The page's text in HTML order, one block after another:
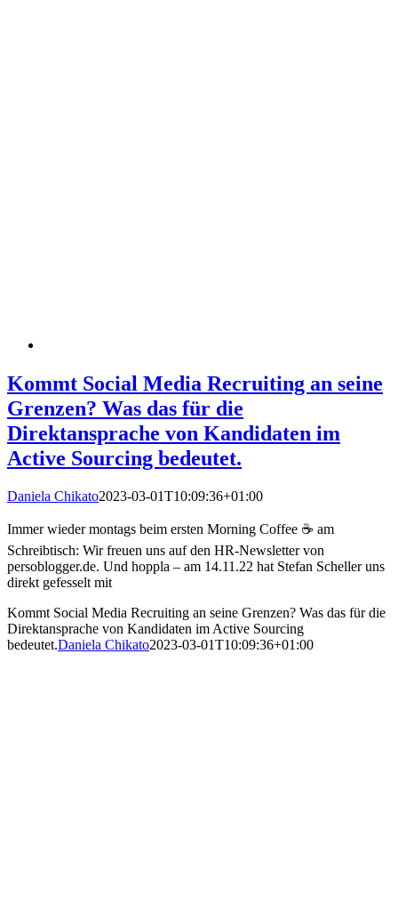
Kommt Social Media Recruiting an seine
Grenzen? Was das für die
Direktansprache von Kandidaten im
Active Sourcing bedeutet.
Daniela Chikato2023-03-01T10:09:36+01:00
Immer wieder montags beim ersten Morning Coffee ☕️ am
Schreibtisch: Wir freuen uns auf den HR-Newsletter von
persoblogger.de. Und hoppla – am 14.11.22 hat Stefan Scheller uns
direkt gefesselt mit
Kommt Social Media Recruiting an seine Grenzen? Was das für die
Direktansprache von Kandidaten im Active Sourcing
bedeutet.Daniela Chikato2023-03-01T10:09:36+01:00